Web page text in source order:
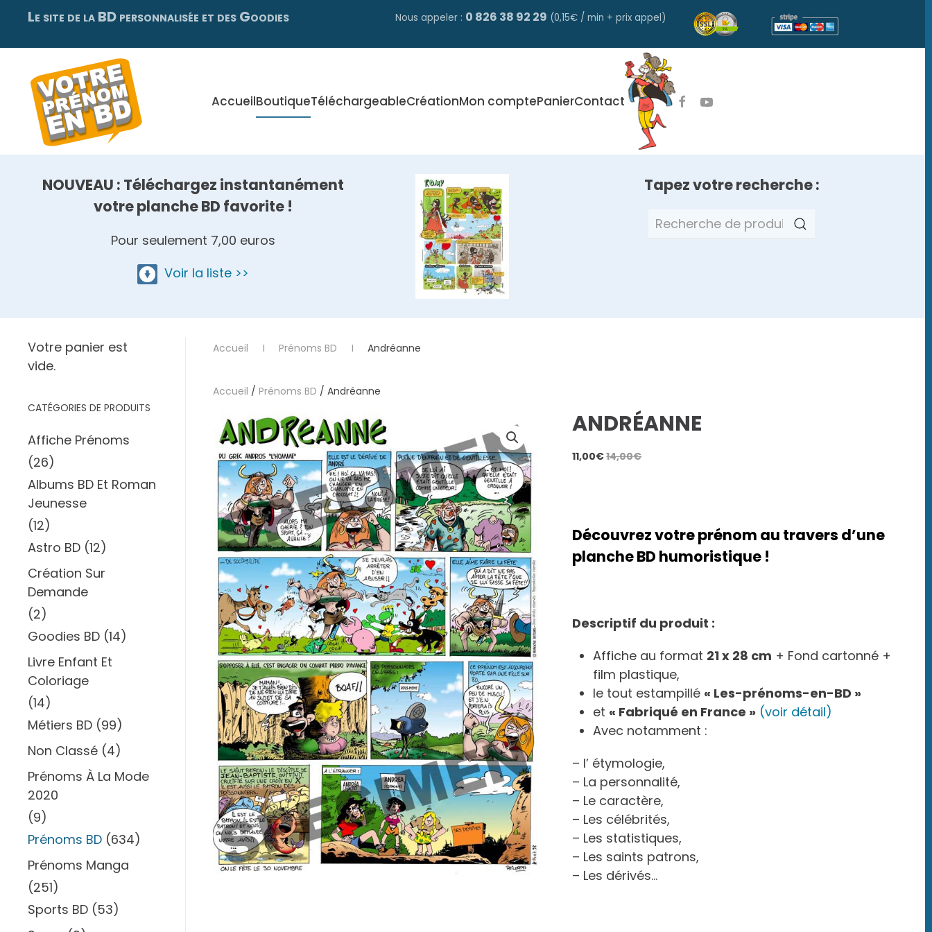
Skip
main
content
Le site de la BD personnalisée et des Goodies Nous appeler : 0 826 38 92 29 (0,15€ / min + prix appel)
AccueilBoutiqueTéléchargeableCréationMon comptePanierContact
NOUVEAU : Téléchargez instantanément
votre planche BD favorite !
Pour seulement 7,00 euros
Voir la liste >>
Tapez votre recherche :
Recherche
Accueil Prénoms BD Andréanne
Accueil / Prénoms BD / Andréanne
ANDRÉANNE
11,00€14,00€
Découvrez votre prénom au travers d’une
planche BD humoristique !
Descriptif du produit :
Affiche au format 21 x 28 cm + Fond cartonné +
film plastique,
le tout estampillé « Les-prénoms-en-BD »
et « Fabriqué en France » (voir détail)
Avec notamment :
– l’ étymologie,
– La personnalité,
– Le caractère,
– Les célébrités,
– Les statistiques,
– Les saints patrons,
– Les dérivés…
Votre panier est
vide.
CATÉGORIES DE PRODUITS
Affiche Prénoms
(26)
Albums BD Et Roman
Jeunesse
(12)
Astro BD (12)
Création Sur
Demande
(2)
Goodies BD (14)
Livre Enfant Et
Coloriage
(14)
Métiers BD (99)
Non Classé (4)
Prénoms À La Mode
2020
(9)
Prénoms BD (634)
Prénoms Manga
(251)
Sports BD (53)